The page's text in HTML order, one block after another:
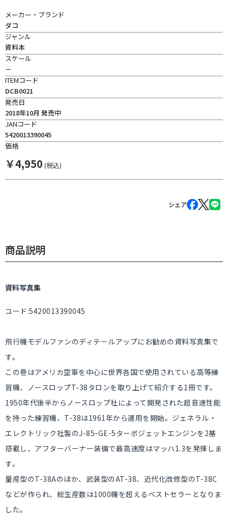
メーカー・ブランド
ダコ
ジャンル
資料本
スケール
－
ITEMコード
DCB0021
発売日
2018年10月 発売中
JANコード
5420013390045
価格
￥4,950 (税込)
シェア
商品説明
資料写真集
コード:5420013390045
飛行機モデルファンのディテールアップにお勧めの資料写真集で
す。
この巻はアメリカ空軍を中心に世界各国で使用されている高等練
習機、ノースロップT-38タロンを取り上げて紹介する1冊です。
1950年代後半からノースロップ社によって開発された超音速性能
を持った練習機、T-38は1961年から運用を開始。ジェネラル・
エレクトリック社製のJ-85-GE-5ターボジェットエンジンを2基
搭載し、アフターバーナー装備で最高速度はマッハ1.3を発揮しま
す。
量産型のT-38Aのほか、武装型のAT-38、近代化改修型のT-38C
などが作られ、総生産数は1000機を超えるベストセラーとなりま
した。